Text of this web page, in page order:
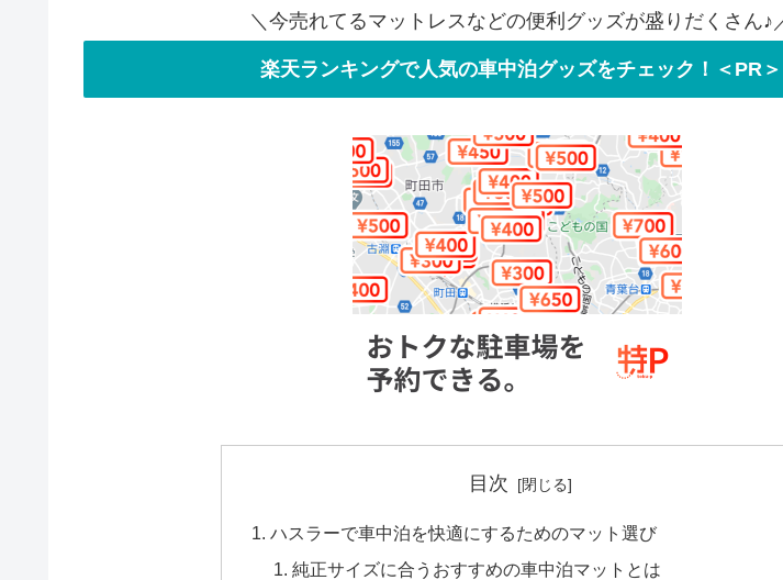
＼今売れてるマットレスなどの便利グッズが盛りだくさん♪
楽天ランキングで人気の車中泊グッズをチェック！＜PR＞
目次
ハスラーで車中泊を快適にするためのマット選び
純正サイズに合うおすすめの車中泊マットとは